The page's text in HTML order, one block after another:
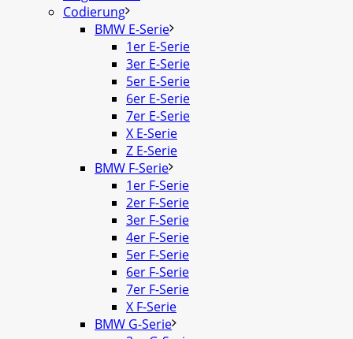
Codierung
BMW E-Serie
1er E-Serie
3er E-Serie
5er E-Serie
6er E-Serie
7er E-Serie
X E-Serie
Z E-Serie
BMW F-Serie
1er F-Serie
2er F-Serie
3er F-Serie
4er F-Serie
5er F-Serie
6er F-Serie
7er F-Serie
X F-Serie
BMW G-Serie